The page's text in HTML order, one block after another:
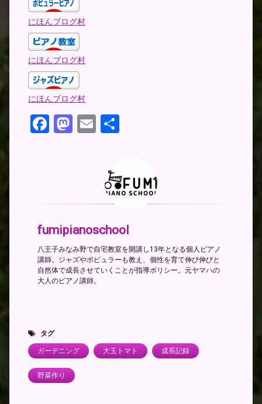
にほんブログ村
にほんブログ村
にほんブログ村
Facebook
Mastodon
Email
fumipianoschool
八王子みなみ野で自宅教室を開講し13年となる個人ピアノ
講師。ジャズやポピュラーも教え、個性を育て伸び伸びと
自然体で成長させていくことが指導ポリシー。元ヤマハの
大人のピアノ講師。
タグ
ガーデニング 大玉トマト 成長記録
野菜作り